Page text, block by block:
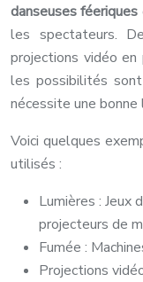
danseuses féeriques
les spectateurs.
projections vidéo
les possibilités
nécessite une
Voici quelques
utilisés :
Lumières : Jeux
projecteurs de
Fumée :
Projections